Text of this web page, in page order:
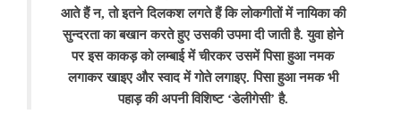
आते हैं न, तो इतने दिलकश लगते हैं कि लोकगीतों में नायिका की
सुन्दरता का बखान करते हुए उसकी उपमा दी जाती है. युवा होने
पर इस काकड़ को लम्बाई में चीरकर उसमें पिसा हुआ नमक
लगाकर खाइए और स्वाद में गोते लगाइए. पिसा हुआ नमक भी
पहाड़ की अपनी विशिष्ट ‘डेलीगेसी’ है.